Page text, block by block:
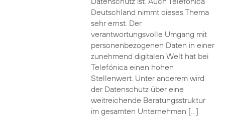
Deutschland nimmt dieses Thema
sehr ernst. Der
verantwortungsvolle Umgang mit
personenbezogenen Daten in einer
zunehmend digitalen Welt hat bei
Telefónica einen hohen
Stellenwert. Unter anderem wird
der Datenschutz über eine
weitreichende Beratungsstruktur
im gesamten Unternehmen […]